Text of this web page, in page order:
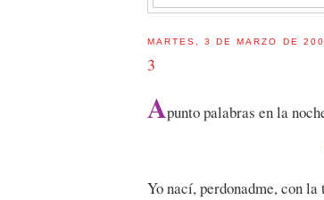
MARTES, 3 DE MARZO DE
3
Apunto palabras en la
Yo nací, perdonadme, con